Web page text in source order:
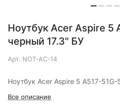
Ноутбук Acer Aspire 5
черный 17.3" БУ
Арт. NOT-AC-14
Ноутбук Acer Aspire 5 A517-
Все описание